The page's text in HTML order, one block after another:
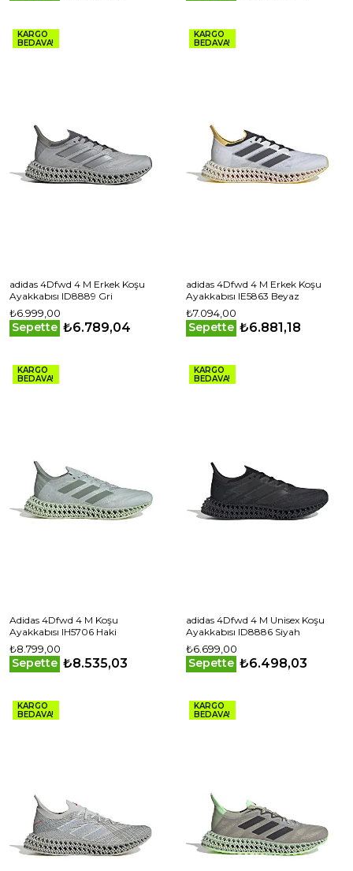
KARGO
BEDAVA!
adidas 4Dfwd 4 M Erkek Koşu
Ayakkabısı ID8889 Gri
₺6.999,00
Sepette ₺6.789,04
KARGO
BEDAVA!
adidas 4Dfwd 4 M Erkek Koşu
Ayakkabısı IE5863 Beyaz
₺7.094,00
Sepette ₺6.881,18
KARGO
BEDAVA!
Adidas 4Dfwd 4 M Koşu
Ayakkabısı IH5706 Haki
₺8.799,00
Sepette ₺8.535,03
KARGO
BEDAVA!
adidas 4Dfwd 4 M Unisex Koşu
Ayakkabısı ID8886 Siyah
₺6.699,00
Sepette ₺6.498,03
KARGO
BEDAVA!
KARGO
BEDAVA!